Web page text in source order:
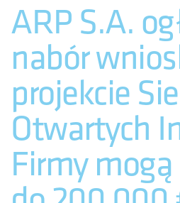
ARP S.A.
nabór
projekcie
Otwartych
Firmy